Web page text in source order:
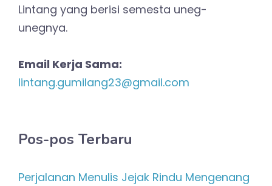
Lintang yang berisi semesta uneg-
unegnya.
Email Kerja Sama:
lintang.gumilang23@gmail.com
Pos-pos Terbaru
Perjalanan Menulis Jejak Rindu Mengenang